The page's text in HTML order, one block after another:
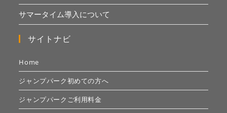
サマータイム導入について
サイトナビ
Home
ジャンプパーク初めての方へ
ジャンプパークご利用料金